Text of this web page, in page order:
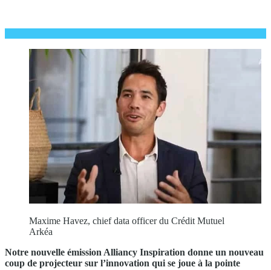
Maxime Havez, chief data officer du Crédit Mutuel
Arkéa
Notre nouvelle émission Alliancy Inspiration donne un nouveau
coup de projecteur sur l’innovation qui se joue à la pointe